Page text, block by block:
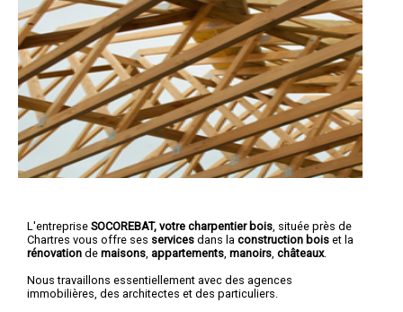
L'entreprise SOCOREBAT, votre charpentier bois , située près de
Chartres vous offre ses services dans la construction bois et la
rénovation de maisons appartements manoirs châteaux.
Nous travaillons essentiellement avec des agences
immobilières, des architectes et des particuliers.